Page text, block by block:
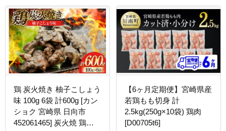
鶏 炭火焼き 柚子こしょう
味 100g 6袋 計600g [カン
ショク 宮崎県 日向市
452061465] 炭火焼 鶏肉
【6ヶ月定期便】宮崎県産
若鶏もも切身 計
2.5kg(250g×10袋) 鶏肉
[D00705t6]